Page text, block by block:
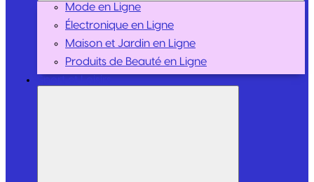
Mode en Ligne
Électronique en Ligne
Maison et Jardin en Ligne
Produits de Beauté en Ligne
Sport et Loisirs